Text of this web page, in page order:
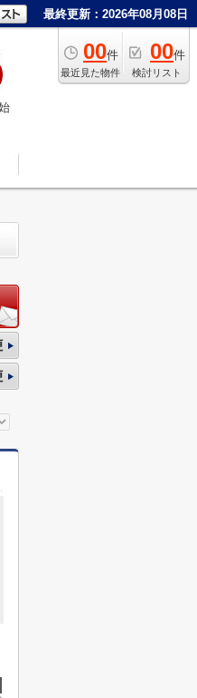
最終更新：2026年08月08日
00件
最近見た物件
00件
検討リスト